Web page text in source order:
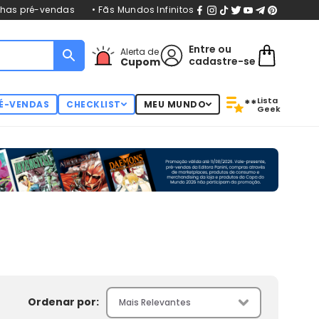
pré-vendas • Fãs Mundos Infinitos
Alerta de
Cupom
Entre ou
cadastre-se
VENDAS CHECKLIST MEU MUNDO **Lista
Geek
Ordenar por: